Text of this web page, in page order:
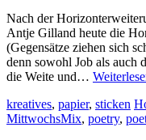
Nach der
Antje Gilland heute die
(Gegensätze ziehen sich
denn sowohl Job als auch
die Weite und…
kreatives, papier, sticken
MittwochsMix, poetry,